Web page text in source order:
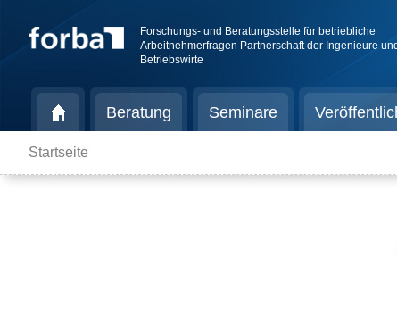
Forschungs- und Beratungsstelle für betriebliche
Arbeitnehmerfragen Partnerschaft der Ingenieure
Betriebswirte
Beratung Seminare
Startseite